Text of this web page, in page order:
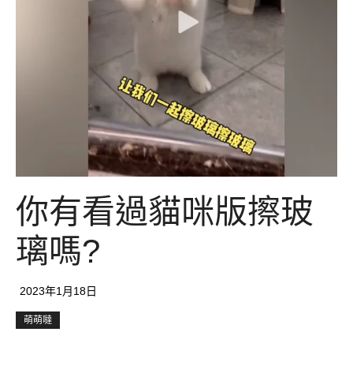
你有看過貓咪版擦玻
璃嗎?
2023年1月18日
萌萌噠